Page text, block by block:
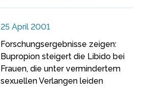
25 April 2001
Forschungsergebnisse zeigen:
Bupropion steigert die Libido bei
Frauen, die unter vermindertem
sexuellen Verlangen leiden